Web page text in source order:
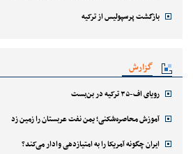
بازگشت پرسپولیس از ترکیه
گزارش
رویای اف-۳۵ ترکیه در بن‌بست
آموزش محاصره‌شکنی؛ یمن نفت عربستان را زمین زد
ایران چگونه آمریکا را به امتیازدهی وادار می‌کند؟